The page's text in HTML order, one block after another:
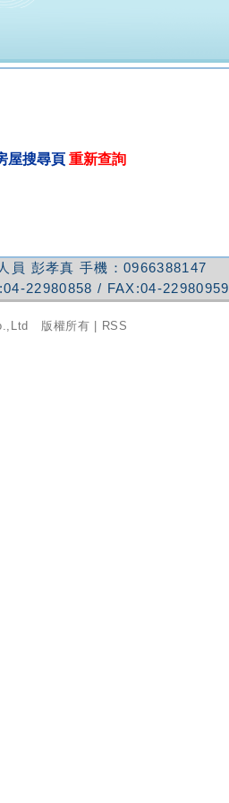
屋搜尋頁 重新查詢
員 彭孝真 手機： 0966388147
04-22980858 / FAX:04-22980959
版權所有 | RSS